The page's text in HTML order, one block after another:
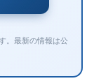
。最新の情報は公